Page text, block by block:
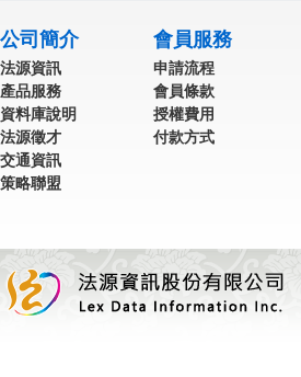
公司簡介
法源資訊
產品服務
資料庫說明
法源徵才
交通資訊
策略聯盟
會員服務
申請流程
會員條款
授權費用
付款方式